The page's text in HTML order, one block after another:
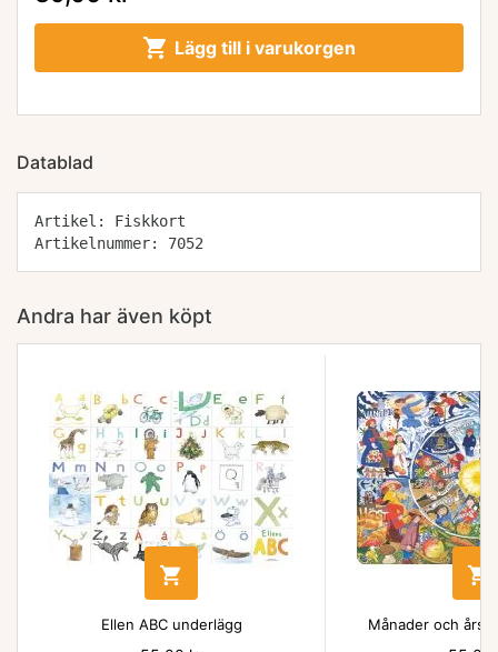
 Lägg till i varukorgen
Datablad
Artikel: Fiskkort
Artikelnummer: 7052
Andra har även köpt

Ellen ABC underlägg

Månader och